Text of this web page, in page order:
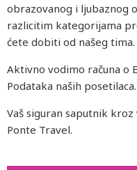
obrazovanog i ljubaznog
razlicitim kategorijama
ćete dobiti od našeg
Aktivno vodimo računa o
Podataka naših posetilaca.
Vaš siguran saputnik
Ponte Travel.